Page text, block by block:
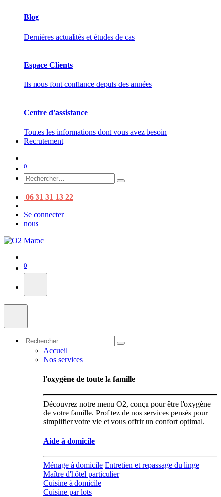
Blog
Dernières actualités et études de cas
Espace Clients
Ils nous font confiance depuis des années
Centre d'assistance
Toutes les informations dont vous avez besoin
Recrutement
0
06 31 31 13 22
Se connecter
nous
0
Accueil
Nos services
l'oxygène de toute la famille
Découvrez notre menu O2, conçu pour être l'oxygène
de votre famille. Profitez de nos services pensés pour
simplifier votre vie et vous offrir un confort optimal.
Aide à domicile
Ménage à domicile Entretien et repassage du linge
Maître d'hôtel particulier
Cuisine à domicile
Cuisine par lots